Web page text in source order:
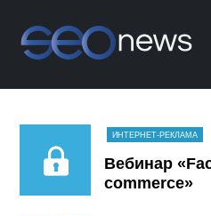
ИНТЕРНЕТ-РЕКЛАМА
Вебинар
commerce»